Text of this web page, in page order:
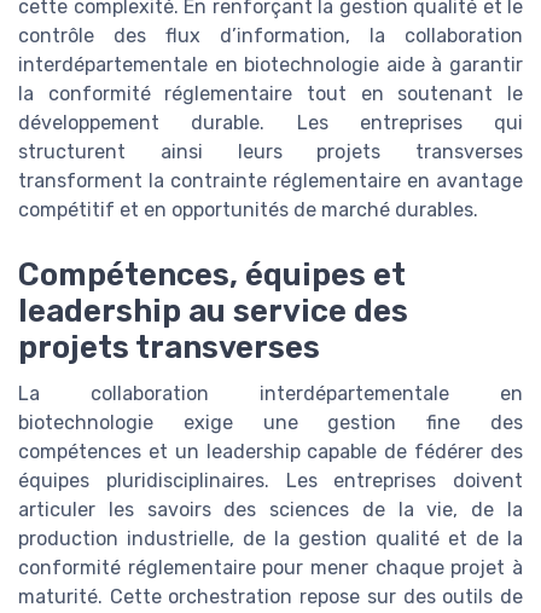
cette complexité. En renforçant la gestion qualité et le
contrôle des flux d’information, la collaboration
interdépartementale en biotechnologie aide à garantir
la conformité réglementaire tout en soutenant le
développement durable. Les entreprises qui
structurent ainsi leurs projets transverses
transforment la contrainte réglementaire en avantage
compétitif et en opportunités de marché durables.
Compétences, équipes et
leadership au service des
projets transverses
La collaboration interdépartementale en
biotechnologie exige une gestion fine des
compétences et un leadership capable de fédérer des
équipes pluridisciplinaires. Les entreprises doivent
articuler les savoirs des sciences de la vie, de la
production industrielle, de la gestion qualité et de la
conformité réglementaire pour mener chaque projet à
maturité. Cette orchestration repose sur des outils de